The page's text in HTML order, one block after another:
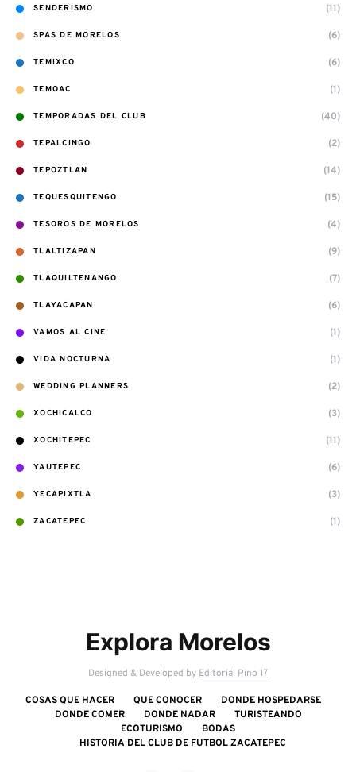
SENDERISMO (11)
SPAS DE MORELOS (6)
TEMIXCO (6)
TEMOAC (1)
TEMPORADAS DEL CLUB (40)
TEPALCINGO (2)
TEPOZTLAN (14)
TEQUESQUITENGO (15)
TESOROS DE MORELOS (4)
TLALTIZAPAN (9)
TLAQUILTENANGO (7)
TLAYACAPAN (6)
VAMOS AL CINE (1)
VIDA NOCTURNA (1)
WEDDING PLANNERS (2)
XOCHICALCO (3)
XOCHITEPEC (11)
YAUTEPEC (6)
YECAPIXTLA (3)
ZACATEPEC (1)
Explora Morelos
Designed & Developed by Editorial Pino 17
COSAS QUE HACER QUE CONOCER
DONDE HOSPEDARSE
DONDE COMER
DONDE NADAR
TURISTEANDO
ECOTURISMO
BODAS
HISTORIA DEL CLUB DE FUTBOL ZACATEPEC